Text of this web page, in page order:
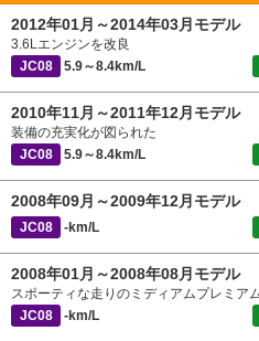
2012年01月～2014年03月モデル
3.6Lエンジンを改良
JC08
5.9～8.4km/L
2010年11月～2011年12月モデル
装備の充実化が図られた
JC08
5.9～8.4km/L
2008年09月～2009年12月モデル
JC08 -km/L
2008年01月～2008年08月モデル
スポーティな走りのミディアムプレミア
JC08
-km/L